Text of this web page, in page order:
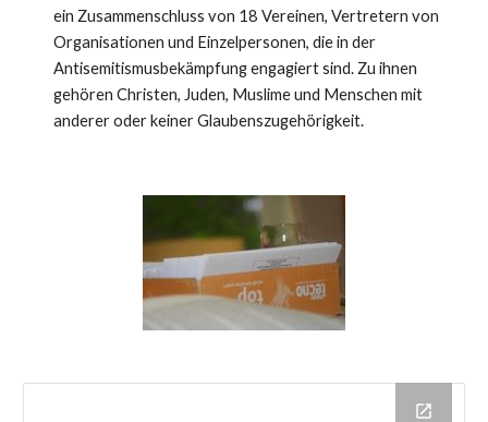
ein Zusammenschluss von 18 Vereinen, Vertretern von
Organisationen und Einzelpersonen, die in der
Antisemitismusbekämpfung engagiert sind. Zu ihnen
gehören Christen, Juden, Muslime und Menschen mit
anderer oder keiner Glaubenszugehörigkeit.